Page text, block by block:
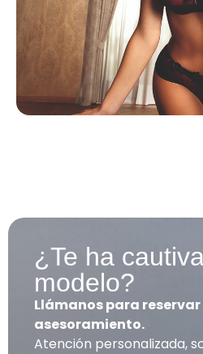
¿Te ha
modelo?
Llámanos para
asesoramiento.
Atención personalizada,